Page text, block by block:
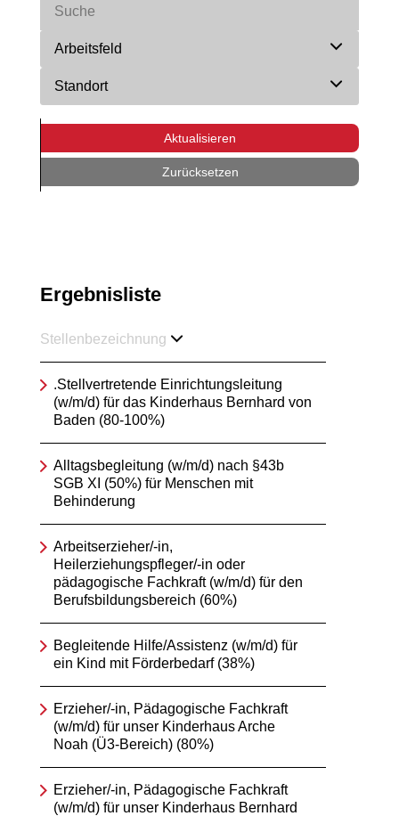
Arbeitsfeld
Standort
Aktualisieren
Zurücksetzen
Ergebnisliste
Stellenbezeichnung
.Stellvertretende Einrichtungsleitung
(w/m/d) für das Kinderhaus Bernhard von
Baden (80-100%)
Alltagsbegleitung (w/m/d) nach §43b
SGB XI (50%) für Menschen mit
Behinderung
Arbeitserzieher/-in,
Heilerziehungspfleger/-in oder
pädagogische Fachkraft (w/m/d) für den
Berufsbildungsbereich (60%)
Begleitende Hilfe/Assistenz (w/m/d) für
ein Kind mit Förderbedarf (38%)
Erzieher/-in, Pädagogische Fachkraft
(w/m/d) für unser Kinderhaus Arche
Noah (Ü3-Bereich) (80%)
Erzieher/-in, Pädagogische Fachkraft
(w/m/d) für unser Kinderhaus Bernhard